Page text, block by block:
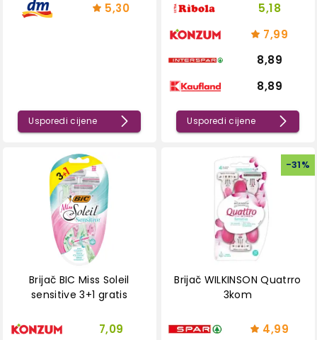
5,30
Usporedi cijene
5,18
7,99
8,89
8,89
Usporedi cijene
Brijač BIC Miss Soleil
sensitive 3+1 gratis
7,09
-31%
Brijač WILKINSON Quatrro
3kom
4,99